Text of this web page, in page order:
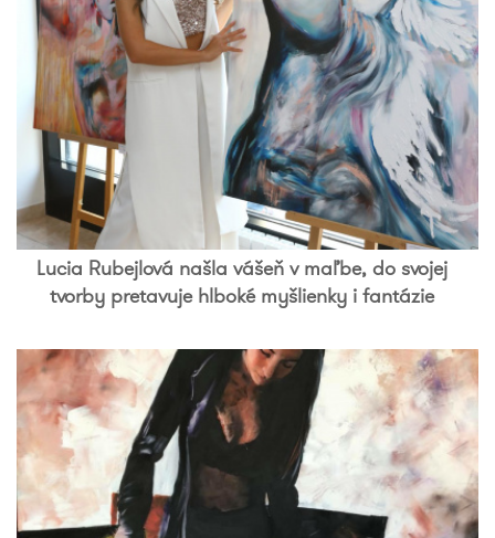
Lucia Rubejlová našla vášeň v maľbe, do svojej
tvorby pretavuje hlboké myšlienky i fantázie